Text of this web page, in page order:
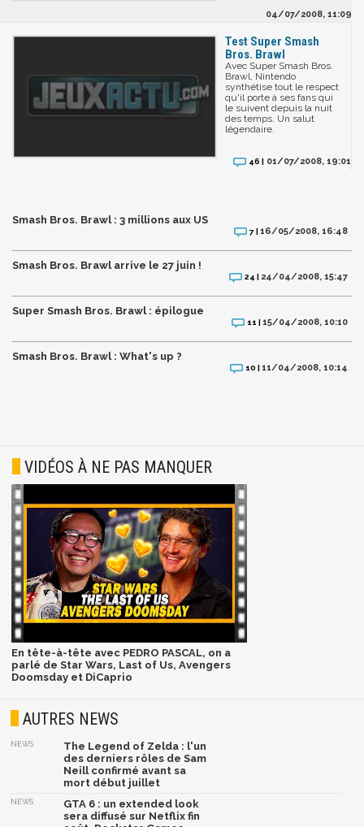
04/07/2008, 11:09
Test Super Smash
Bros. Brawl
Avec Super Smash Bros.
Brawl, Nintendo
synthétise tout le respect
qu'il porte à ses fans qui
le suivent depuis la nuit
des temps. Un salut
légendaire.
46 | 01/07/2008, 19:01
Smash Bros. Brawl : 3 millions aux US
7 |16/05/2008, 16:48
Smash Bros. Brawl arrive le 27 juin !
24 | 24/04/2008, 15:47
Super Smash Bros. Brawl : épilogue
11 |15/04/2008, 10:10
Smash Bros. Brawl : What's up ?
10 |11/04/2008, 10:14
VIDÉOS À NE PAS MANQUER
En tête-à-tête avec PEDRO PASCAL, on a
parlé de Star Wars, Last of Us, Avengers
Doomsday et DiCaprio
AUTRES NEWS
NEWS
The Legend of Zelda : l'un
des derniers rôles de Sam
Neill confirmé avant sa
mort début juillet
NEWS
GTA 6 : un extended look
sera diffusé sur Netflix fin